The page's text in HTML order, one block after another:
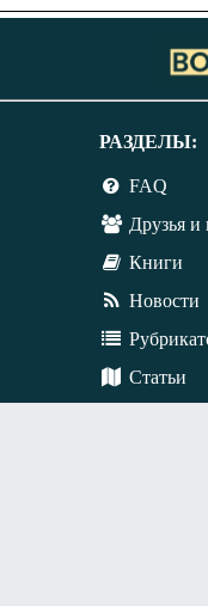
РАЗДЕЛЫ:
FAQ
Друзья и
Книги
Новости
Статьи